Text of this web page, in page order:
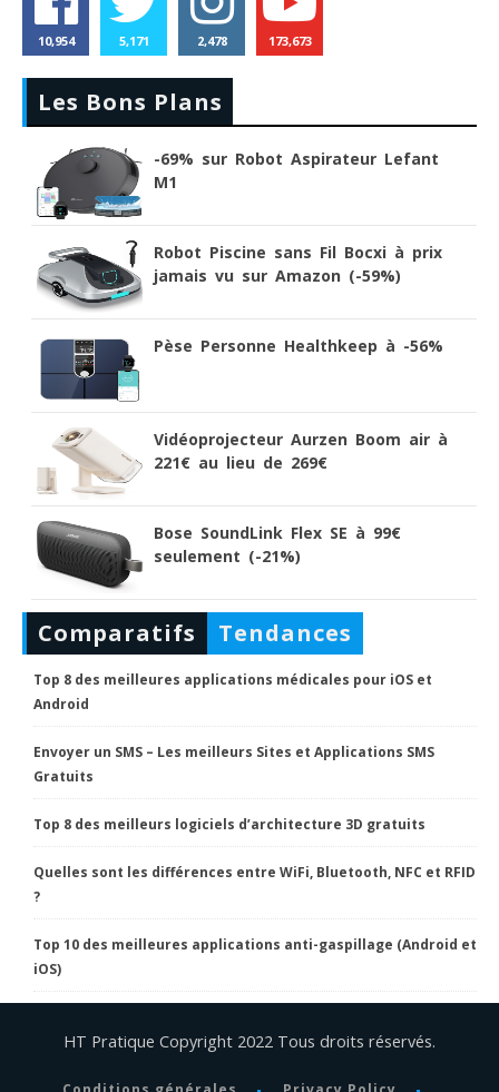
10,954 5,171 2,478 173,673
Les Bons Plans
-69% sur Robot Aspirateur Lefant
M1
Robot Piscine sans Fil Bocxi à prix
jamais vu sur Amazon (-59%)
Pèse Personne Healthkeep à -56%
Vidéoprojecteur Aurzen Boom air à
221€ au lieu de 269€
Bose SoundLink Flex SE à 99€
seulement (-21%)
Comparatifs Tendances
Top 8 des meilleures applications médicales pour iOS et
Android
Envoyer un SMS – Les meilleurs Sites et Applications SMS
Gratuits
Top 8 des meilleurs logiciels d’architecture 3D gratuits
Quelles sont les différences entre WiFi, Bluetooth, NFC et RFID
?
Top 10 des meilleures applications anti-gaspillage (Android et
iOS)
HT Pratique Copyright 2022 Tous droits réservés.